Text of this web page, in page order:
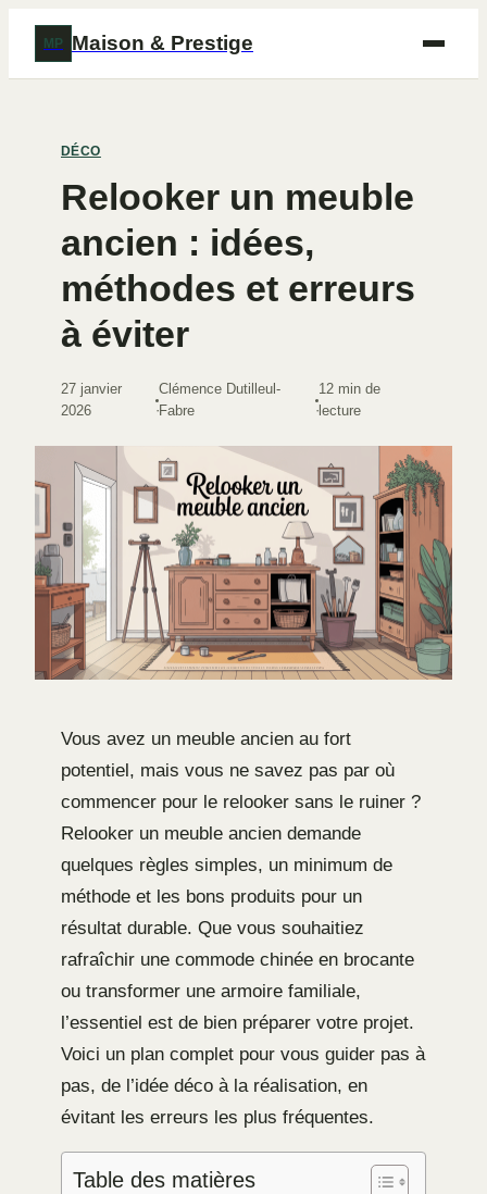
MP Maison & Prestige
DÉCO
Relooker un meuble
ancien : idées,
méthodes et erreurs
à éviter
27 janvier
2026
·
Clémence Dutilleul-
Fabre
·
12 min de
lecture
Vous avez un meuble ancien au fort
potentiel, mais vous ne savez pas par où
commencer pour le relooker sans le ruiner ?
Relooker un meuble ancien demande
quelques règles simples, un minimum de
méthode et les bons produits pour un
résultat durable. Que vous souhaitiez
rafraîchir une commode chinée en brocante
ou transformer une armoire familiale,
l’essentiel est de bien préparer votre projet.
Voici un plan complet pour vous guider pas à
pas, de l’idée déco à la réalisation, en
évitant les erreurs les plus fréquentes.
Table des matières